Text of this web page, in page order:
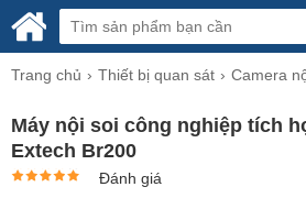
Trang chủ Thiết bị quan sát Camera
Máy nội soi công nghiệp tích
Extech Br200
Đánh giá